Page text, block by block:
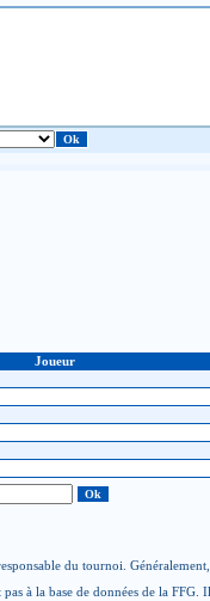
Joueur
du tournoi.
à la base de données de la